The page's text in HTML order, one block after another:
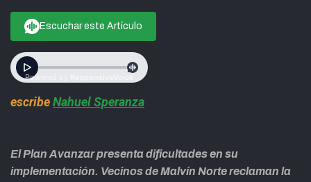
Escuchar este Artículo
escribeNahuel Speranza
El Plan Avanzar presenta dificultades en su
implementación. Vecinos de Malvín Norte reclaman la